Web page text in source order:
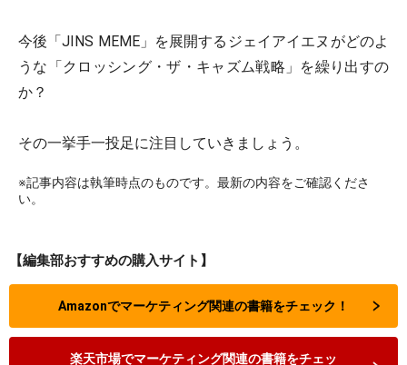
今後「JINS MEME」を展開するジェイアイエヌがどのよ
うな「クロッシング・ザ・キャズム戦略」を繰り出すの
か？
その一挙手一投足に注目していきましょう。
※記事内容は執筆時点のものです。最新の内容をご確認くださ
い。
【編集部おすすめの購入サイト】
Amazonでマーケティング関連の書籍をチェック！
楽天市場でマーケティング関連の書籍をチェッ